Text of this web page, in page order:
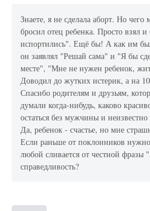
Знаете, я не сделала аборт. Но
бросил отец ребенка. Просто взял
испортились". Ещё бы! А как им
он заявлял "Решай сама" и "Я бы
месте", "Мне не нужен ребенок,
Доводил до жутких истерик, а на
Спасибо родителям и друзьям,
думали когда-нибудь, каково
остаться без мужчины и
Да, ребенок - счастье, но мне
Если раньше от поклонников нужно
любой сливается от честной фразы
справедливость?